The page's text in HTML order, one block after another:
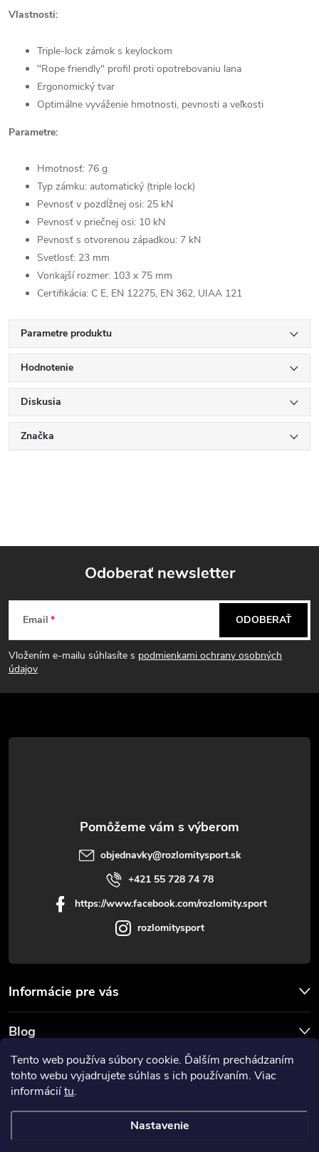
Tento web používa súbory cookie. Ďalším prechádzaním
tohto webu vyjadrujete súhlas s ich používaním. Viac
informáciítu.
Nastavenie
Vlastnosti:
Triple-lock zámok s keylockom
"Rope friendly" profil proti opotrebovaniu lana
Ergonomický tvar
Optimálne vyváženie hmotnosti, pevnosti a veľkosti
Parametre:
Hmotnosť: 76 g
Typ zámku: automatický (triple lock)
Pevnosť v pozdĺžnej osi: 25 kN
Pevnosť v priečnej osi: 10 kN
Pevnosť s otvorenou západkou: 7 kN
Svetlosť: 23 mm
Vonkajší rozmer: 103 x 75 mm
Certifikácia: C E, EN 12275, EN 362, UIAA 121
Parametre produktu
Hodnotenie
Diskusia
Značka
Z
á
p
t
Odoberať newsletter
Email
Vložením e-mailu súhlasíte s podmienkami ochrany osobných
údajov
ODOBERAŤ
objednavky@rozlomitysport.sk
+421 55 728 74 78
https://www.facebook.com/rozlomity.sport
rozlomitysport
Informácie pre vás
Blog
Prijímame online platby